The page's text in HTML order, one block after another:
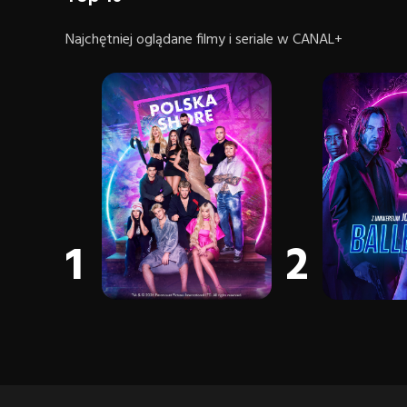
Najchętniej oglądane filmy i seriale w CANAL+
1 2